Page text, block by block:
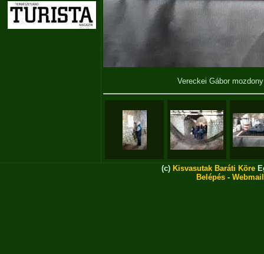
Vereckei Gábor
(c) Kisvasutak Baráti Köre
Belépés - Webmail